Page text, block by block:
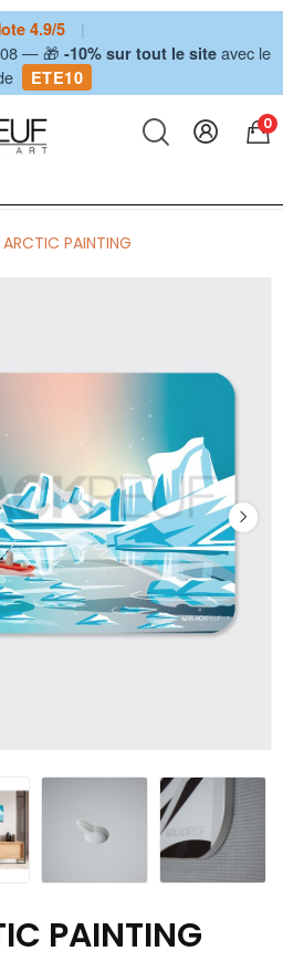
4.9/5
|
08 — 🎁 -10% sur tout le siteavec le
ETE10
0
PAINTING
PAINTING